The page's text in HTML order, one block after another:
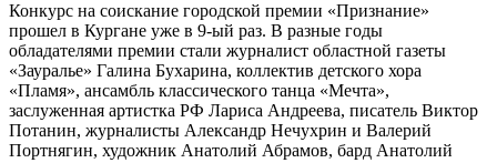
Конкурс на соискание городской премии «Признание»
прошел в Кургане уже в 9-ый раз. В разные годы
обладателями премии стали журналист областной газеты
«Зауралье» Галина Бухарина, коллектив детского хора
«Пламя», ансамбль классического танца «Мечта»,
заслуженная артистка РФ Лариса Андреева, писатель Виктор
Потанин, журналисты Александр Нечухрин и Валерий
Портнягин, художник Анатолий Абрамов, бард Анатолий